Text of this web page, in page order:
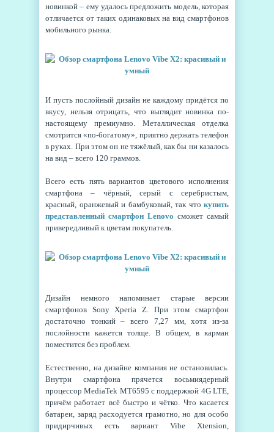
новинкой – ему удалось предложить модель, которая
отличается от таких одинаковых на вид смартфонов
мобильного рынка.
И пусть послойный дизайн не каждому придётся по
вкусу, нельзя отрицать, что выглядит новинка по-
настоящему премиумно. Металлическая отделка
смотрится «по-богатому», приятно держать телефон
в руках. При этом он не тяжёлый, как бы ни казалось
на вид – всего 120 граммов.
Всего есть пять вариантов цветового исполнения
смартфона – чёрный, серый с серебристым,
красный, оранжевый и бамбуковый, так что купить
представленный смартфон Lenovo сможет самый
привередливый к цветам покупатель.
Дизайн немного напоминает старые версии
смартфонов Sony Xperia Z. При этом смартфон
достаточно тонкий – всего 7,27 мм, хотя из-за
послойности кажется толще. В общем, в карман
поместится без проблем.
Естественно, на дизайне компания не остановилась.
Внутри смартфона прячется восьмиядерный
процессор MediaTek MT6595 с поддержкой 4G LTE,
причём работает всё быстро и чётко. Что касается
батареи, заряд расходуется грамотно, но для особо
придирчивых есть вариант Vibe Xtension,